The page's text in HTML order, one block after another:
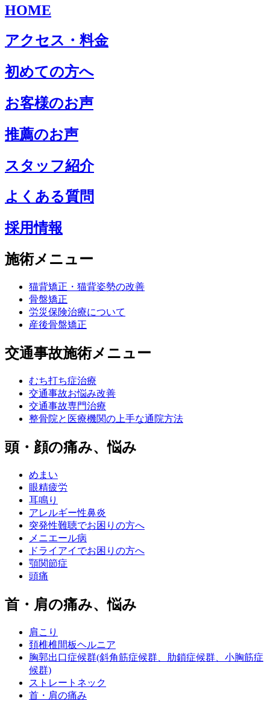
HOME
アクセス・料金
初めての方へ
お客様のお声
推薦のお声
スタッフ紹介
よくある質問
採用情報
施術メニュー
猫背矯正・猫背姿勢の改善
骨盤矯正
労災保険治療について
産後骨盤矯正
交通事故施術メニュー
むち打ち症治療
交通事故お悩み改善
交通事故専門治療
整骨院と医療機関の上手な通院方法
頭・顔の痛み、悩み
めまい
眼精疲労
耳鳴り
アレルギー性鼻炎
突発性難聴でお困りの方へ
メニエール病
ドライアイでお困りの方へ
顎関節症
頭痛
首・肩の痛み、悩み
肩こり
頚椎椎間板ヘルニア
胸郭出口症候群(斜角筋症候群、肋鎖症候群、小胸筋症
候群)
ストレートネック
首・肩の痛み